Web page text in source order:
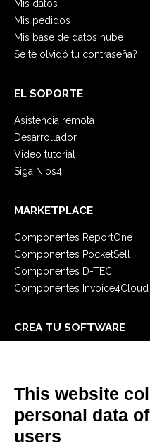
Mis datos
Mis pedidos
Mis base de datos nube
Se te olvidó tu contraseña?
EL SOPORTE
Asistencia remota
Desarrollador
Video tutorial
Siga Nios4
MARKETPLACE
Componentes ReportOne
Componentes PocketSell
Componentes D-TEC
Componentes Invoice4Cloud
CREA TU SOFTWARE
E-Book
LEGALES
This website
personal data
users